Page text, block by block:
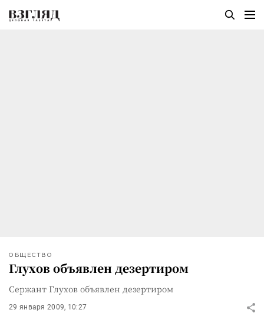
ОБЩЕСТВО
Глухов объявлен дезертиром
Сержант Глухов объявлен дезертиром
29 января 2009, 10:27